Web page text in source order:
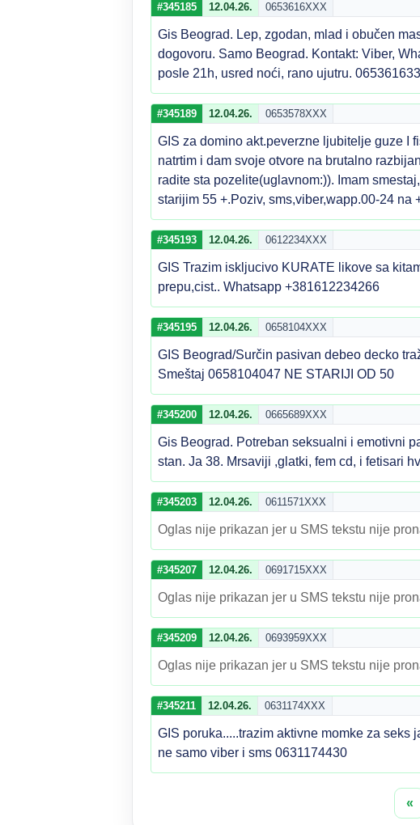
#345185 12.04.26. 0653616XXX
Gis Beograd. Lep, zgodan, mlad i obučen
dogovoru. Samo Beograd. Kontakt: Viber,
posle 21h, usred noći, rano ujutru.
#345189 12.04.26. 0653578XXX
GIS za domino akt.peverzne ljubitelje guze I
natrtim i dam svoje otvore na brutalno
radite sta pozelite(uglavnom:)). Imam
starijim 55 +.Poziv, sms,viber,wapp.00-24 na
#345193 12.04.26. 0612234XXX
GIS Trazim iskljucivo KURATE likove sa
prepu,cist.. Whatsapp +381612234266
#345195 12.04.26. 0658104XXX
GIS Beograd/Surčin pasivan debeo decko
Smeštaj 0658104047 NE STARIJI OD 50
#345200 12.04.26. 0665689XXX
Gis Beograd. Potreban seksualni i emotivni
stan. Ja 38. Mrsaviji ,glatki, fem cd, i fetisari
#345203 12.04.26. 0611571XXX
Oglas nije prikazan jer u SMS tekstu nije
#345207 12.04.26. 0691715XXX
Oglas nije prikazan jer u SMS tekstu nije
#345209 12.04.26. 0693959XXX
Oglas nije prikazan jer u SMS tekstu nije
#345211 12.04.26. 0631174XXX
GIS poruka.....trazim aktivne momke za
ne samo viber i sms 0631174430
«